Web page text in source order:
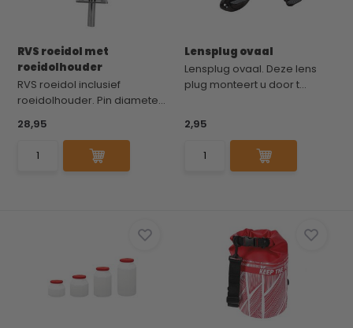
RVS roeidol met
roeidolhouder
RVS roeidol inclusief
roeidolhouder. Pin diamete...
28,95
Lensplug ovaal
Lensplug ovaal. Deze lens
plug monteert u door t...
2,95